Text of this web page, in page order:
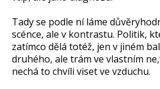
Tady se podle ní láme
scénce, ale v kontrastu. Politik,
zatímco dělá totéž, jen v jiném
druhého, ale trám ve vlastním
nechá to chvíli viset ve vzduchu.